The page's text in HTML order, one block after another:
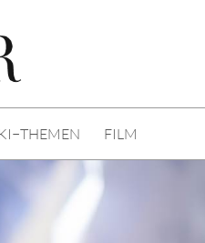
KI−THEMEN FILM